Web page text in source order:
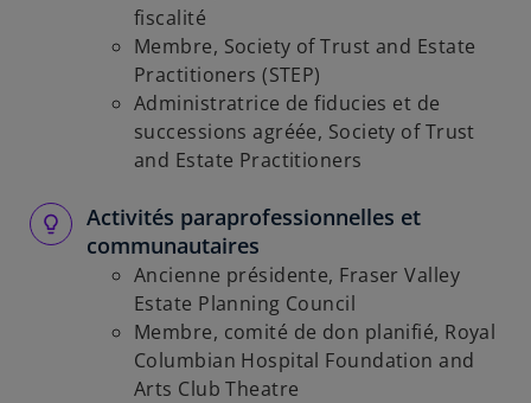
fiscalité
Membre, Society of Trust and Estate
Practitioners (STEP)
Administratrice de fiducies et de
successions agréée, Society of Trust
and Estate Practitioners
Activités paraprofessionnelles et
communautaires
Ancienne présidente, Fraser Valley
Estate Planning Council
Membre, comité de don planifié, Royal
Columbian Hospital Foundation and
Arts Club Theatre